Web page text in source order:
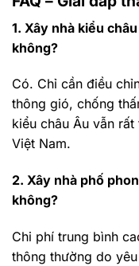
1. Xây nhà kiểu
không?
Có. Chỉ cần điều
thông gió, chống
kiểu châu Âu vẫn
Việt Nam.
2. Xây nhà phố
không?
Chi phí trung bình
thông thường do